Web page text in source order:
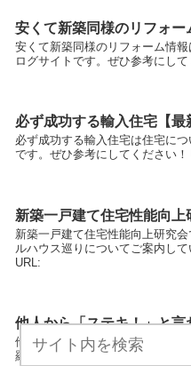
安くて新築同様のリフォー
安くて新築同様のリフォーム情
ログサイトです。ぜひ参考にし
必ず成功する輸入住宅【最
必ず成功する輸入住宅は住宅に
です。ぜひ参考にしてください
新築一戸建て住宅性能向上
新築一戸建て住宅性能向上研究
ルハウス巡りについてご案内し
URL:
他人から「ステキ！」と
他人から「ステキ！」と言われ
羅したブログサイトです。ぜひ